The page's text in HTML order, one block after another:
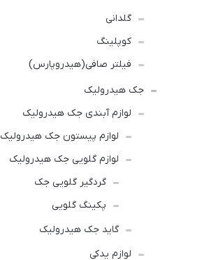
گلدانی
کوپلینگ
فیلتر صافی(هیدروپارس)
جک هیدرولیک
لوازم آبندی جک هیدرولیک
لوازم پیستون جک هیدرولیک
لوازم گلویی جک هیدرولیک
گردگیر گلویی جک
پکینگ گلویی
گاید جک هیدرولیک
لوازم یدکی